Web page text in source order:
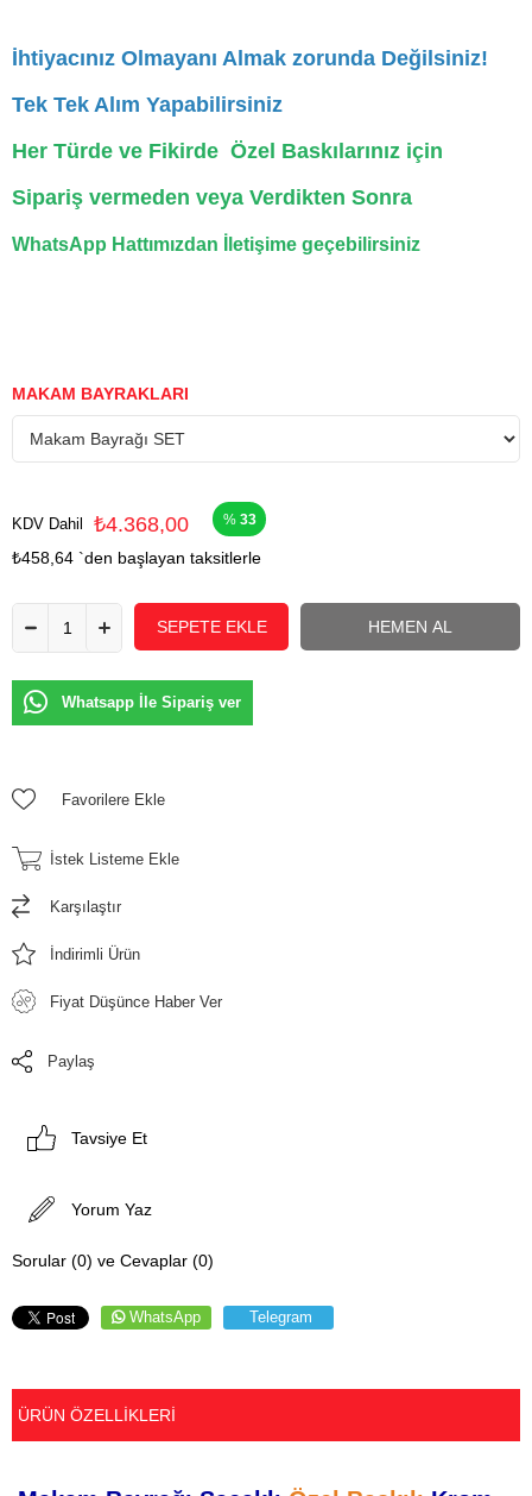
İhtiyacınız Olmayanı Almak zorunda Değilsiniz!
Tek Tek Alım Yapabilirsiniz
Her Türde ve Fikirde Özel Baskılarınız için
Sipariş vermeden veya Verdikten Sonra
WhatsApp Hattımızdan İletişime geçebilirsiniz
MAKAM BAYRAKLARI
KDV Dahil ₺4.368,00 33
₺458,64 `den başlayan taksitlerle
Whatsapp İle Sipariş ver
Favorilere Ekle
İstek Listeme Ekle
Karşılaştır
İndirimli Ürün
Fiyat Düşünce Haber Ver
Paylaş
Tavsiye Et
Yorum Yaz
Sorular (0) ve Cevaplar (0)
WhatsApp Telegram
ÜRÜN ÖZELLIKLERI